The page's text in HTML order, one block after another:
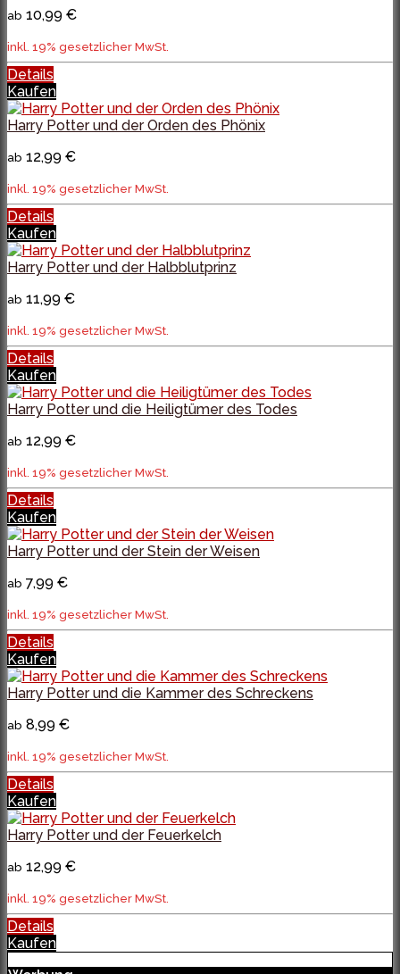
ab 10,99 €
inkl. 19% gesetzlicher MwSt.
Details
Kaufen
Harry Potter und der Orden des Phönix
ab 12,99 €
inkl. 19% gesetzlicher MwSt.
Details
Kaufen
Harry Potter und der Halbblutprinz
ab 11,99 €
inkl. 19% gesetzlicher MwSt.
Details
Kaufen
Harry Potter und die Heiligtümer des Todes
ab 12,99 €
inkl. 19% gesetzlicher MwSt.
Details
Kaufen
Harry Potter und der Stein der Weisen
ab 7,99 €
inkl. 19% gesetzlicher MwSt.
Details
Kaufen
Harry Potter und die Kammer des Schreckens
ab 8,99 €
inkl. 19% gesetzlicher MwSt.
Details
Kaufen
Harry Potter und der Feuerkelch
ab 12,99 €
inkl. 19% gesetzlicher MwSt.
Details
Kaufen